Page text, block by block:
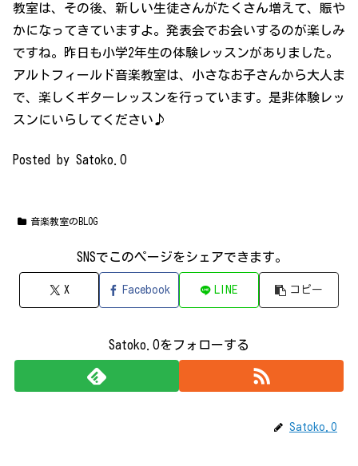
教室は、その後、新しい生徒さんがたくさん増えて、賑や
かになってきていますよ。発表会でお会いするのが楽しみ
ですね。昨日も小学2年生の体験レッスンがありました。
アルトフィールド音楽教室は、小さなお子さんから大人ま
で、楽しくギターレッスンを行っています。是非体験レッ
スンにいらしてください♪
Posted by Satoko.O
音楽教室のBLOG
SNSでこのページをシェアできます｡
X Facebook LINE コピー
Satoko.Oをフォローする
Satoko.O